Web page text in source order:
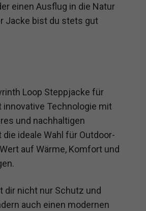
einen Ausflug in die Natur
Jacke bist du stets gut
Loop Steppjacke für
innovative Technologie mit
und nachhaltigen
die ideale Wahl für Outdoor-
auf Wärme, Komfort und
dir nicht nur Schutz und
auch einen modernen